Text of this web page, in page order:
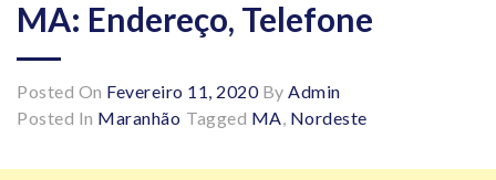
MA: Endereço, Telefone
Posted On Fevereiro 11, 2020By Admin
Posted In Maranhão Tagged MA, Nordeste